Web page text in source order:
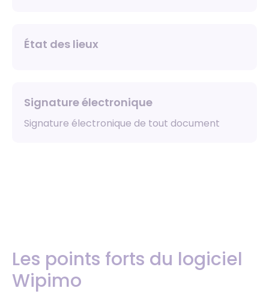
État des lieux
Signature électronique
Signature électronique de tout document
Les points forts du logiciel
Wipimo